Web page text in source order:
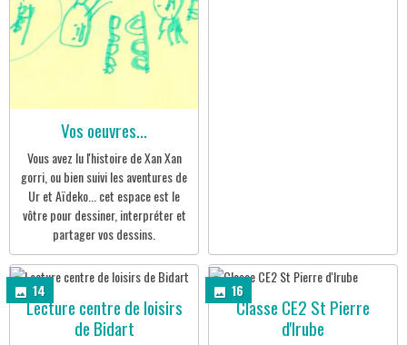
Vos oeuvres...
Vous avez lu l'histoire de Xan Xan
gorri, ou bien suivi les aventures de
Ur et Aïdeko... cet espace est le
vôtre pour dessiner, interpréter et
partager vos dessins.
14
Lecture centre de loisirs
de Bidart
16
Classe CE2 St Pierre
d'Irube